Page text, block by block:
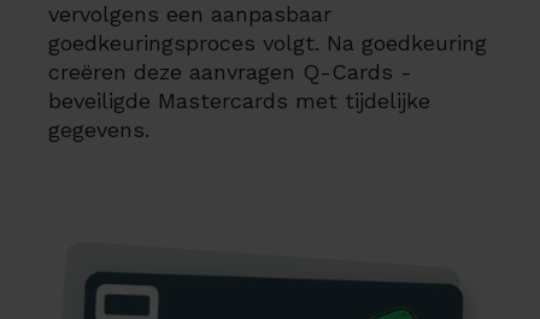
vervolgens een aanpasbaar
goedkeuringsproces volgt. Na goedkeuring
creëren deze aanvragen Q-Cards -
beveiligde Mastercards met tijdelijke
gegevens.